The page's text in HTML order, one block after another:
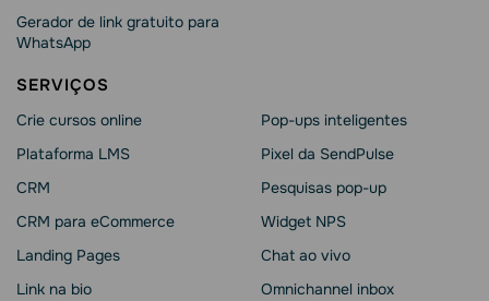
Gerador de link gratuito para
WhatsApp
SERVIÇOS
Crie cursos online
Plataforma LMS
CRM
CRM para eCommerce
Landing Pages
Link na bio
Pop-ups inteligentes
Pixel da SendPulse
Pesquisas pop-up
Widget NPS
Chat ao vivo
Omnichannel inbox